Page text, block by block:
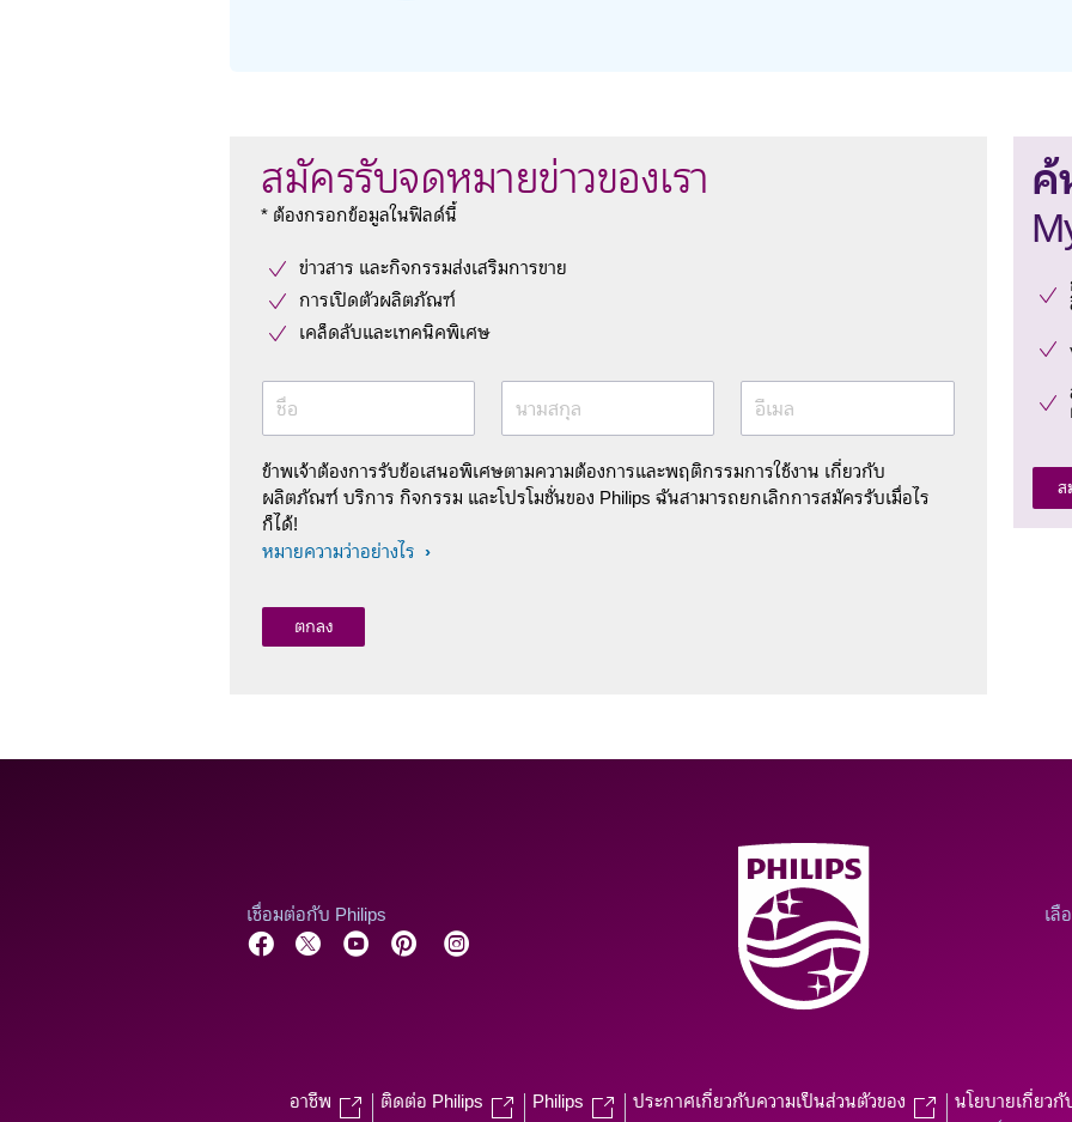
สมัครรับจดหมายข่าวของเรา
* ต้องกรอกข้อมูลในฟิลด์นี้
ข่าวสาร และกิจกรรมส่งเสริมการขาย
การเปิดตัวผลิตภัณฑ์
เคล็ดลับและเทคนิคพิเศษ
ชื่อ นามสกุล อีเมล
ข้าพเจ้าต้องการรับข้อเสนอพิเศษตามความต้องการและพฤติกรรมการใช้งาน เกี่ยวกับ
ผลิตภัณฑ์ บริการ กิจกรรม และโปรโมชั่นของ Philips ฉันสามารถยกเลิกการสมัครรับเมื่อไร
ก็ได้!
หมายความว่าอย่างไร
ค้
เชื่อมต่อกับ Philips เลื
อาชีพ ติดต่อ Philips Philips ประกาศเกี่ยวกับความเป็นส่วนตัวของ นโยบายเกี่ยว